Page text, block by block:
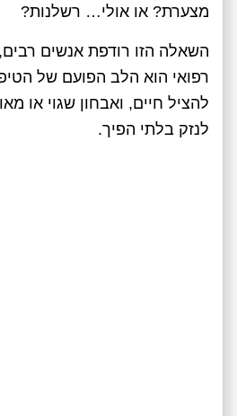
מצערת? או אולי… רשלנות?
השאלה הזו רודפת אנשים
רפואי הוא הלב הפועם של
להציל חיים, ואבחון שגוי או
לנזק בלתי הפיך.